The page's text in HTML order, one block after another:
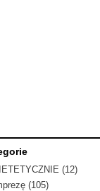
(12)
(105)